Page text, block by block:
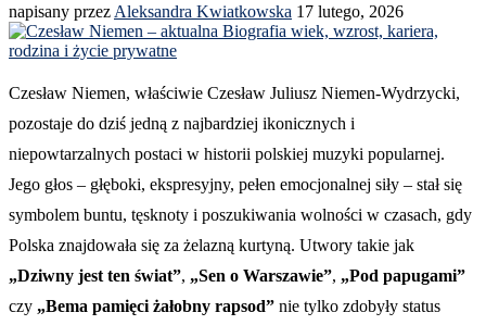
napisany przez Aleksandra Kwiatkowska 17 lutego, 2026
Czesław Niemen, właściwie Czesław Juliusz Niemen-Wydrzycki,
pozostaje do dziś jedną z najbardziej ikonicznych i
niepowtarzalnych postaci w historii polskiej muzyki popularnej.
Jego głos – głęboki, ekspresyjny, pełen emocjonalnej siły – stał się
symbolem buntu, tęsknoty i poszukiwania wolności w czasach, gdy
Polska znajdowała się za żelazną kurtyną. Utwory takie jak
„Dziwny jest ten świat”, „Sen o Warszawie”, „Pod papugami”
czy „Bema pamięci żałobny rapsod” nie tylko zdobyły status